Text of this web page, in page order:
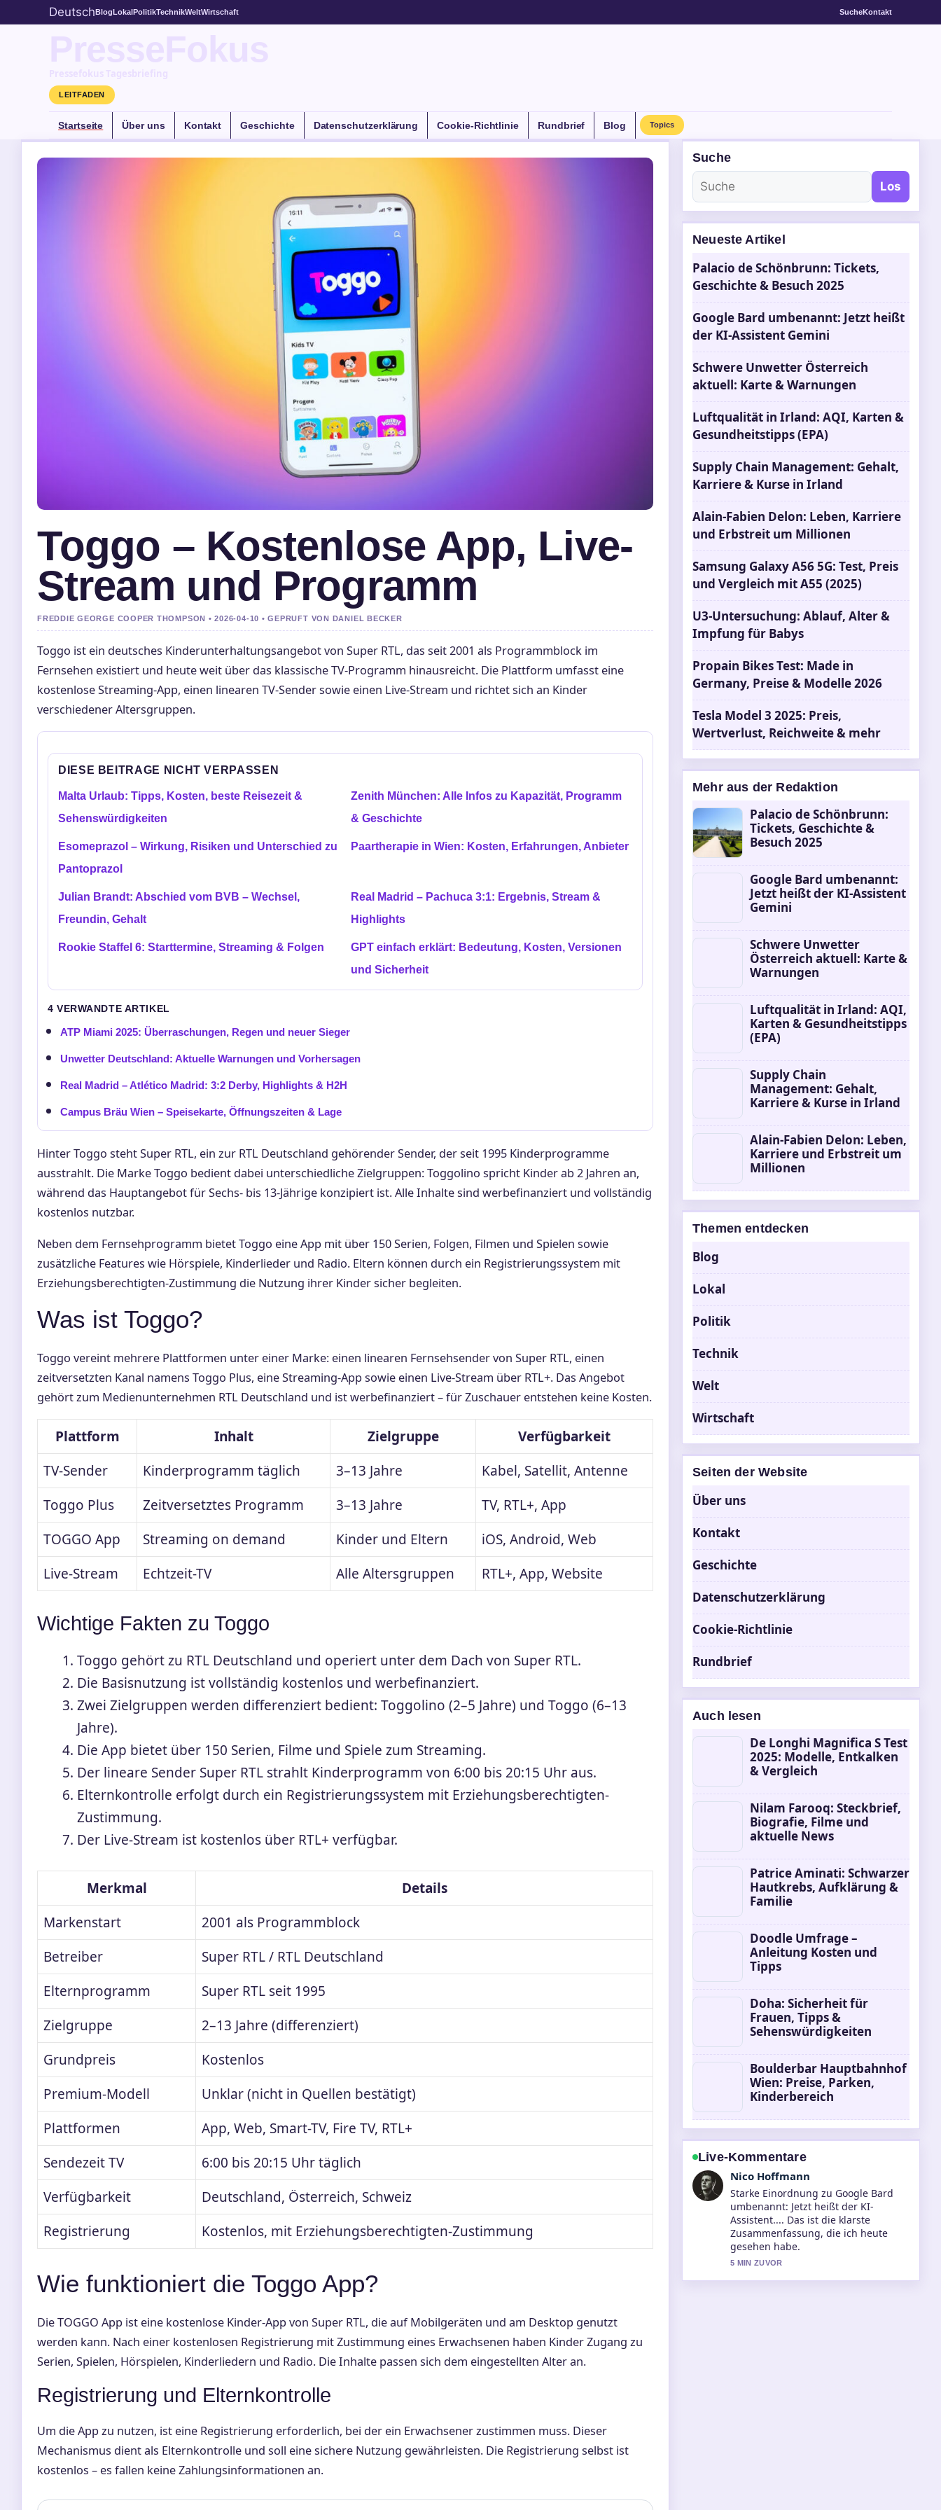
DeutschBlogLokalPolitikTechnikWeltWirtschaft SucheKontakt
PresseFokus
Pressefokus Tagesbriefing
LEITFADEN
Startseite Über uns Kontakt Geschichte Datenschutzerklärung Cookie-Richtlinie Rundbrief Blog Topics
Toggo – Kostenlose App, Live-
Stream und Programm
FREDDIE GEORGE COOPER THOMPSON • 2026-04-10 • GEPRUFT VON DANIEL BECKER
Toggo ist ein deutsches Kinderunterhaltungsangebot von Super RTL, das seit 2001 als Programmblock im
Fernsehen existiert und heute weit über das klassische TV-Programm hinausreicht. Die Plattform umfasst eine
kostenlose Streaming-App, einen linearen TV-Sender sowie einen Live-Stream und richtet sich an Kinder
verschiedener Altersgruppen.
DIESE BEITRAGE NICHT VERPASSEN
Malta Urlaub: Tipps, Kosten, beste Reisezeit &
Sehenswürdigkeiten
Zenith München: Alle Infos zu Kapazität, Programm
& Geschichte
Esomeprazol – Wirkung, Risiken und Unterschied zu
Pantoprazol
Paartherapie in Wien: Kosten, Erfahrungen, Anbieter
Julian Brandt: Abschied vom BVB – Wechsel,
Freundin, Gehalt
Real Madrid – Pachuca 3:1: Ergebnis, Stream &
Highlights
Rookie Staffel 6: Starttermine, Streaming & Folgen
GPT einfach erklärt: Bedeutung, Kosten, Versionen
und Sicherheit
4 VERWANDTE ARTIKEL
ATP Miami 2025: Überraschungen, Regen und neuer Sieger
Unwetter Deutschland: Aktuelle Warnungen und Vorhersagen
Real Madrid – Atlético Madrid: 3:2 Derby, Highlights & H2H
Campus Bräu Wien – Speisekarte, Öffnungszeiten & Lage
Hinter Toggo steht Super RTL, ein zur RTL Deutschland gehörender Sender, der seit 1995 Kinderprogramme
ausstrahlt. Die Marke Toggo bedient dabei unterschiedliche Zielgruppen: Toggolino spricht Kinder ab 2 Jahren an,
während das Hauptangebot für Sechs- bis 13-Jährige konzipiert ist. Alle Inhalte sind werbefinanziert und vollständig
kostenlos nutzbar.
Neben dem Fernsehprogramm bietet Toggo eine App mit über 150 Serien, Folgen, Filmen und Spielen sowie
zusätzliche Features wie Hörspiele, Kinderlieder und Radio. Eltern können durch ein Registrierungssystem mit
Erziehungsberechtigten-Zustimmung die Nutzung ihrer Kinder sicher begleiten.
Was ist Toggo?
Toggo vereint mehrere Plattformen unter einer Marke: einen linearen Fernsehsender von Super RTL, einen
zeitversetzten Kanal namens Toggo Plus, eine Streaming-App sowie einen Live-Stream über RTL+. Das Angebot
gehört zum Medienunternehmen RTL Deutschland und ist werbefinanziert – für Zuschauer entstehen keine Kosten.
Plattform Inhalt Zielgruppe
Verfügbarkeit
TV-Sender
Kinderprogramm täglich 3–13 Jahre
Kabel, Satellit, Antenne
Toggo Plus
Zeitversetztes Programm 3–13 Jahre
TV, RTL+, App
TOGGO App
Streaming on demand Kinder und Eltern
iOS, Android, Web
Live-Stream
Echtzeit-TV Alle Altersgruppen RTL+, App, Website
Wichtige Fakten zu Toggo
Toggo gehört zu RTL Deutschland und operiert unter dem Dach von Super RTL.
Die Basisnutzung ist vollständig kostenlos und werbefinanziert.
Zwei Zielgruppen werden differenziert bedient: Toggolino (2–5 Jahre) und Toggo (6–13
Jahre).
Die App bietet über 150 Serien, Filme und Spiele zum Streaming.
Der lineare Sender Super RTL strahlt Kinderprogramm von 6:00 bis 20:15 Uhr aus.
Elternkontrolle erfolgt durch ein Registrierungssystem mit Erziehungsberechtigten-
Zustimmung.
Der Live-Stream ist kostenlos über RTL+ verfügbar.
Merkmal
Details
Markenstart
2001 als Programmblock
Betreiber
Super RTL / RTL Deutschland
Elternprogramm
Super RTL seit 1995
Zielgruppe
2–13 Jahre (differenziert)
Grundpreis
Kostenlos
Premium-Modell
Unklar (nicht in Quellen bestätigt)
Plattformen
App, Web, Smart-TV, Fire TV, RTL+
Sendezeit TV
6:00 bis 20:15 Uhr täglich
Verfügbarkeit
Deutschland, Österreich, Schweiz
Registrierung
Kostenlos, mit Erziehungsberechtigten-Zustimmung
Wie funktioniert die Toggo App?
Die TOGGO App ist eine kostenlose Kinder-App von Super RTL, die auf Mobilgeräten und am Desktop genutzt
werden kann. Nach einer kostenlosen Registrierung mit Zustimmung eines Erwachsenen haben Kinder Zugang zu
Serien, Spielen, Hörspielen, Kinderliedern und Radio. Die Inhalte passen sich dem eingestellten Alter an.
Registrierung und Elternkontrolle
Um die App zu nutzen, ist eine Registrierung erforderlich, bei der ein Erwachsener zustimmen muss. Dieser
Mechanismus dient als Elternkontrolle und soll eine sichere Nutzung gewährleisten. Die Registrierung selbst ist
kostenlos – es fallen keine Zahlungsinformationen an.
Suche
Los
Neueste Artikel
Palacio de Schönbrunn: Tickets,
Geschichte & Besuch 2025
Google Bard umbenannt: Jetzt heißt
der KI-Assistent Gemini
Schwere Unwetter Österreich
aktuell: Karte & Warnungen
Luftqualität in Irland: AQI, Karten &
Gesundheitstipps (EPA)
Supply Chain Management: Gehalt,
Karriere & Kurse in Irland
Alain-Fabien Delon: Leben, Karriere
und Erbstreit um Millionen
Samsung Galaxy A56 5G: Test, Preis
und Vergleich mit A55 (2025)
U3-Untersuchung: Ablauf, Alter &
Impfung für Babys
Propain Bikes Test: Made in
Germany, Preise & Modelle 2026
Tesla Model 3 2025: Preis,
Wertverlust, Reichweite & mehr
Mehr aus der Redaktion
Palacio de Schönbrunn:
Tickets, Geschichte &
Besuch 2025
Google Bard umbenannt:
Jetzt heißt der KI-Assistent
Gemini
Schwere Unwetter
Österreich aktuell: Karte &
Warnungen
Luftqualität in Irland: AQI,
Karten & Gesundheitstipps
(EPA)
Supply Chain
Management: Gehalt,
Karriere & Kurse in Irland
Alain-Fabien Delon: Leben,
Karriere und Erbstreit um
Millionen
Themen entdecken
Blog
Lokal
Politik
Technik
Welt
Wirtschaft
Seiten der Website
Über uns
Kontakt
Geschichte
Datenschutzerklärung
Cookie-Richtlinie
Rundbrief
Auch lesen
De Longhi Magnifica S Test
2025: Modelle, Entkalken
& Vergleich
Nilam Farooq: Steckbrief,
Biografie, Filme und
aktuelle News
Patrice Aminati: Schwarzer
Hautkrebs, Aufklärung &
Familie
Doodle Umfrage –
Anleitung Kosten und
Tipps
Doha: Sicherheit für
Frauen, Tipps &
Sehenswürdigkeiten
Boulderbar Hauptbahnhof
Wien: Preise, Parken,
Kinderbereich
Live-Kommentare
Hannah Weber
Verfolge Schwere Unwetter
Österreich aktuell: Karte &#038;
Warnungen genau – schaetze den
ausgewogenen Ton hier.
7 MIN ZUVOR